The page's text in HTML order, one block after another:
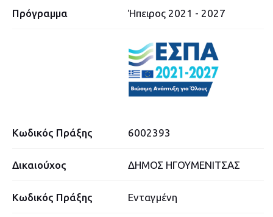
Πρόγραμμα Ήπειρος 2021 - 2027
Κωδικός Πράξης 6002393
Δικαιούχος ΔΗΜΟΣ ΗΓΟΥΜΕΝΙΤΣΑΣ
Κωδικός Πράξης Ενταγμένη